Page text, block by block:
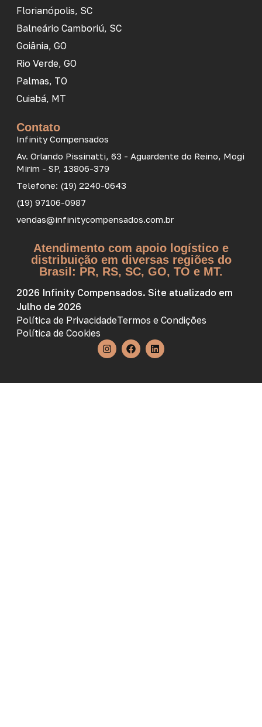
Florianópolis, SC
Balneário Camboriú, SC
Goiânia, GO
Rio Verde, GO
Palmas, TO
Cuiabá, MT
Contato
Infinity Compensados
Av. Orlando Pissinatti, 63 - Aguardente do Reino, Mogi
Mirim - SP, 13806-379
Telefone: (19) 2240-0643
(19) 97106-0987
vendas@infinitycompensados.com.br
Atendimento com apoio logístico e
distribuição em diversas regiões do
Brasil: PR, RS, SC, GO, TO e MT.
2026 Infinity Compensados. Site atualizado em
Julho de 2026
Política de PrivacidadeTermos e Condições
Política de Cookies